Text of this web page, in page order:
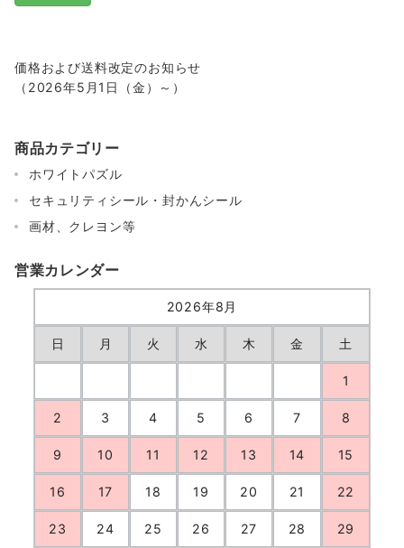
価格および送料改定のお知らせ
（2026年5月1日（金）～）
商品カテゴリー
ホワイトパズル
セキュリティシール・封かんシール
画材、クレヨン等
営業カレンダー
2026年8月
日 月 火 水 木 金 土
1
2 3 4 5 6 7 8
9 10 11 12 13 14 15
16 17 18 19 20 21 22
23 24 25 26 27 28 29